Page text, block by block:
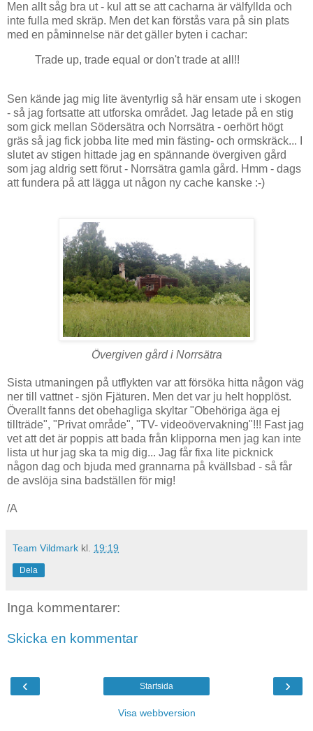
Men allt såg bra ut - kul att se att cacharna är välfyllda och
inte fulla med skräp. Men det kan förstås vara på sin plats
med en påminnelse när det gäller byten i cachar:
Trade up, trade equal or don't trade at all!!
Sen kände jag mig lite äventyrlig så här ensam ute i skogen
- så jag fortsatte att utforska området. Jag letade på en stig
som gick mellan Södersätra och Norrsätra - oerhört högt
gräs så jag fick jobba lite med min fästing- och ormskräck... I
slutet av stigen hittade jag en spännande övergiven gård
som jag aldrig sett förut - Norrsätra gamla gård. Hmm - dags
att fundera på att lägga ut någon ny cache kanske :-)
Övergiven gård i Norrsätra
Sista utmaningen på utflykten var att försöka hitta någon väg
ner till vattnet - sjön Fjäturen. Men det var ju helt hopplöst.
Överallt fanns det obehagliga skyltar "Obehöriga äga ej
tillträde", "Privat område", "TV- videoövervakning"!!! Fast jag
vet att det är poppis att bada från klipporna men jag kan inte
lista ut hur jag ska ta mig dig... Jag får fixa lite picknick
någon dag och bjuda med grannarna på kvällsbad - så får
de avslöja sina badställen för mig!
/A
Team Vildmark kl. 19:19
Dela
Inga kommentarer:
Skicka en kommentar
‹ ›
Startsida
Visa webbversion